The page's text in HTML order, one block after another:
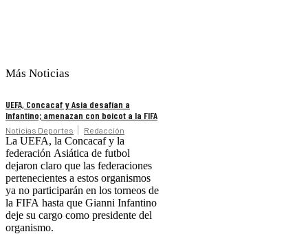
Más Noticias
UEFA, Concacaf y Asia desafían a
Infantino; amenazan con boicot a la FIFA
Noticias Deportes Redacción
La UEFA, la Concacaf y la
federación Asiática de futbol
dejaron claro que las federaciones
pertenecientes a estos organismos
ya no participarán en los torneos de
la FIFA hasta que Gianni Infantino
deje su cargo como presidente del
organismo.